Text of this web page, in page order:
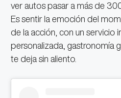
ver autos pasar a más de
Es sentir la emoción del
de la acción, con un servicio
personalizada, gastronomía
te deja sin aliento.